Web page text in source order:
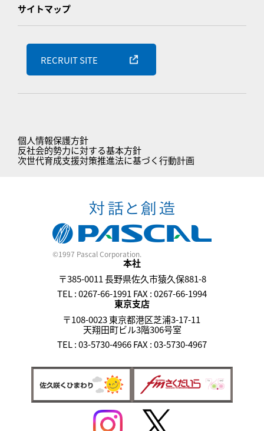
サイトマップ
RECRUIT SITE
個人情報保護方針
反社会的勢力に対する基本方針
次世代育成支援対策推進法に基づく行動計画
©1997 Pascal Corporation.
本社
〒385-0011 長野県佐久市猿久保881-8
TEL : 0267-66-1991 FAX : 0267-66-1994
東京支店
〒108-0023 東京都港区芝浦3-17-11
天翔田町ビル3階306号室
TEL : 03-5730-4966 FAX : 03-5730-4967